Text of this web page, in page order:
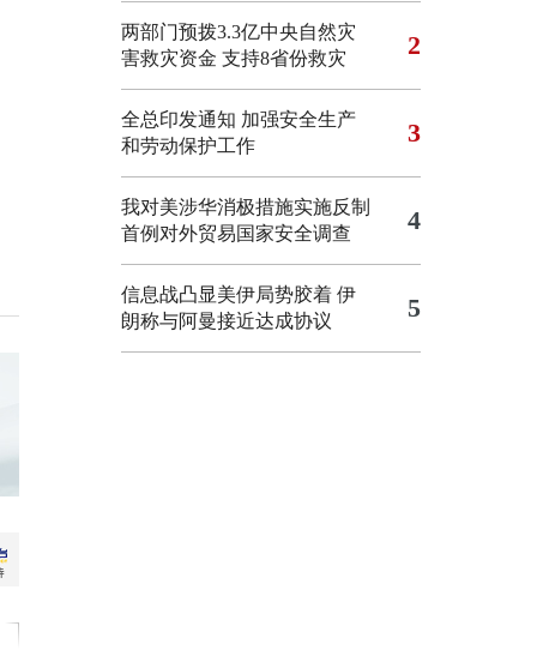
两部门预拨3.3亿中央自然灾
害救灾资金 支持8省份救灾
2
全总印发通知 加强安全生产
和劳动保护工作
3
我对美涉华消极措施实施反制
首例对外贸易国家安全调查
4
信息战凸显美伊局势胶着 伊
朗称与阿曼接近达成协议
5